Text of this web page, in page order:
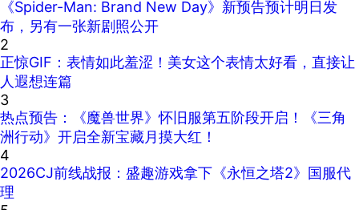
《Spider-Man: Brand New Day》新预告预计明日发
布，另有一张新剧照公开
2
正惊GIF：表情如此羞涩！美女这个表情太好看，直接让
人遐想连篇
3
热点预告：《魔兽世界》怀旧服第五阶段开启！《三角
洲行动》开启全新宝藏月摸大红！
4
2026CJ前线战报：盛趣游戏拿下《永恒之塔2》国服代
理